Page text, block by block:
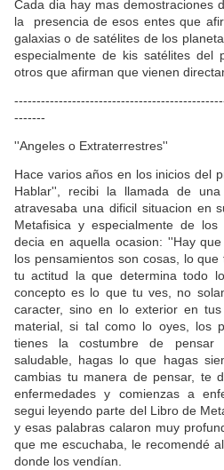
Cada dia hay mas demostraciones
la presencia de esos entes que
galaxias o de satélites de los
especialmente de kis satélites del
otros que afirman que vienen
-------
''Angeles o Extraterrestres''
Hace varios años en los inicios del
Hablar'', recibi la llamada de
atravesaba una dificil situacion en
Metafisica y especialmente de
decia en aquella ocasion: ''Hay
los pensamientos son cosas, lo
tu actitud la que determina todo
concepto es lo que tu ves, no
caracter, sino en lo exterior en
material, si tal como lo oyes, los
tienes la costumbre de pensar
saludable, hagas lo que hagas
cambias tu manera de pensar, te
enfermedades y comienzas a
segui leyendo parte del Libro de
y esas palabras calaron muy
que me escuchaba, le recomendé
donde los vendían.